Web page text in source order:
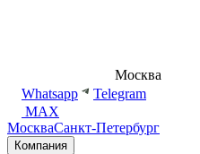
Москва
Whatsapp
Telegram
MAX
МоскваСанкт-Петербург
Компания